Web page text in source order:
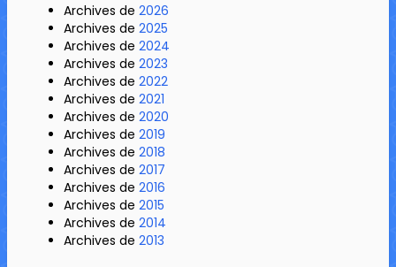
Archives de 2026
Archives de 2025
Archives de 2024
Archives de 2023
Archives de 2022
Archives de 2021
Archives de 2020
Archives de 2019
Archives de 2018
Archives de 2017
Archives de 2016
Archives de 2015
Archives de 2014
Archives de 2013